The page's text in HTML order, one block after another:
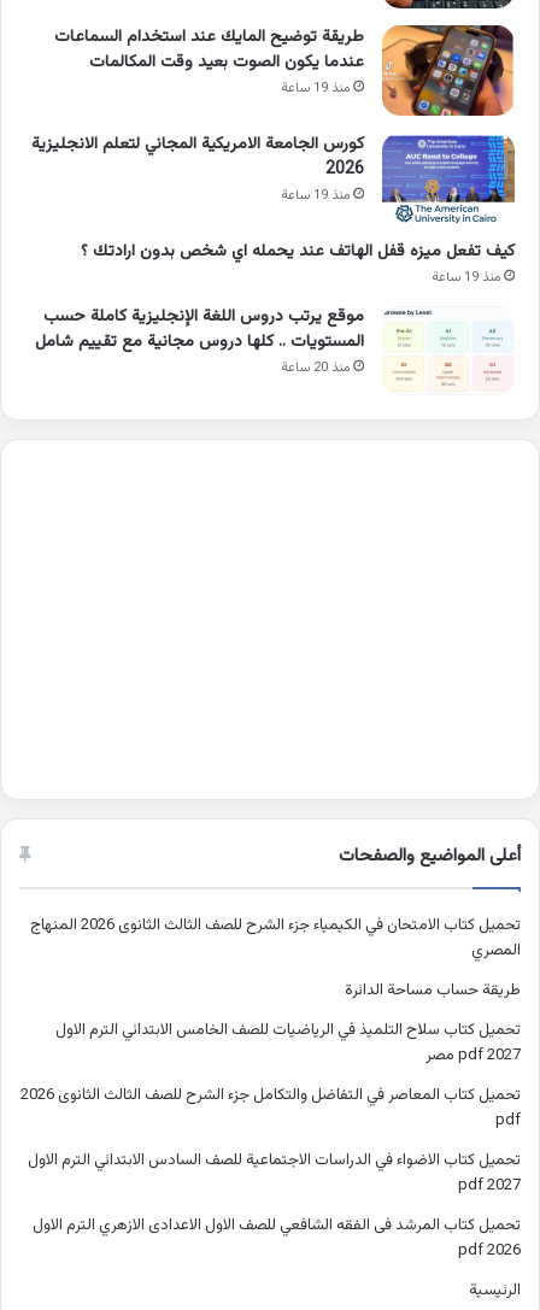
طريقة توضيح المايك عند استخدام السماعات
عندما يكون الصوت بعيد وقت المكالمات
منذ 19 ساعة
كورس الجامعة الامريكية المجاني لتعلم الانجليزية
2026
منذ 19 ساعة
كيف تفعل ميزه قفل الهاتف عند يحمله اي شخص بدون ارادتك ؟
منذ 19 ساعة
موقع يرتب دروس اللغة الإنجليزية كاملة حسب
المستويات .. كلها دروس مجانية مع تقييم شامل
منذ 20 ساعة
أعلى المواضيع والصفحات
تحميل كتاب الامتحان في الكيمياء جزء الشرح للصف الثالث الثانوى 2026 المنهاج
المصري
طريقة حساب مساحة الدائرة
تحميل كتاب سلاح التلميذ في الرياضيات للصف الخامس الابتدائي الترم الاول
2027 pdf مصر
تحميل كتاب المعاصر في التفاضل والتكامل جزء الشرح للصف الثالث الثانوى 2026
pdf
تحميل كتاب الاضواء في الدراسات الاجتماعية للصف السادس الابتدائي الترم الاول
2027 pdf
تحميل كتاب المرشد فى الفقه الشافعي للصف الاول الاعدادى الازهري الترم الاول
2026 pdf
الرئيسية